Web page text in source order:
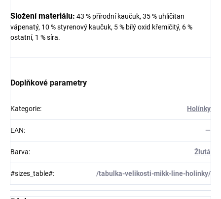
Složení materiálu: 43 % přírodní kaučuk, 35 % uhličitan
vápenatý, 10 % styrenový kaučuk, 5 % bílý oxid křemičitý, 6 %
ostatní, 1 % síra.
Doplňkové parametry
Kategorie: Holínky
EAN: —
Barva: Žlutá
#sizes_table#: /tabulka-velikosti-mikk-line-holinky/